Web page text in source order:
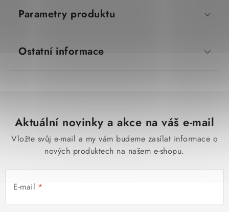
Parametry produktu
Ostatní informace
Aktuální novinky a akce na váš e-mail
Vložte svůj e-mail a my vám budeme zasílat informace o
nových produktech na našem e-shopu.
E-mail